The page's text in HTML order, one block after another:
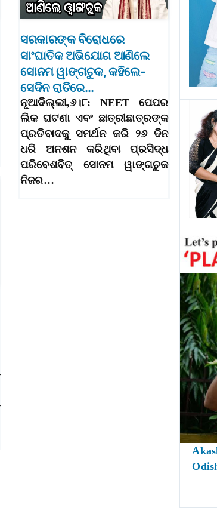
ସରକାରଙ୍କ ବିରୋଧରେ
ସାଂଘାତିକ ଅଭିଯୋଗ ଆଣିଲେ
ସୋନମ ୱାଙ୍ଗଚୁକ, କହିଲେ-
ସେଦିନ ରାତିରେ…
ନୂଆଦିଲ୍ଲୀ,୬।୮: NEET ପେପର
ଲିକ ଘଟଣା ଏବଂ ଛାତ୍ରୀଛାତ୍ରଙ୍କ
ପ୍ରତିବାଦକୁ ସମର୍ଥନ କରି ୨୬ ଦିନ
ଧରି ଅନଶନ କରିଥିବା ପ୍ରସିଦ୍ଧ
ପରିବେଶବିତ୍‌ ସୋନମ ୱାଙ୍ଗଚୁକ
ନିଜର…